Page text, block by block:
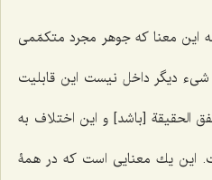
به این معنا كه جوهر مجرد متكمّمى
دیگر داخل نیست این قابلیت
الحقیقة [باشد] و این اختلاف به
این یك معنایى است كه در همۀ